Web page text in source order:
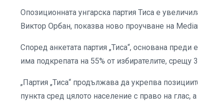
Опозиционната унгарска партия Тиса е
Виктор Орбан, показва ново проучване на
Според анкетата партия „Тиса“, основана
има подкрепата на 55% от избирателите, срещу
„Партия „Тиса“ продължава да укрепва
пункта сред цялото население с право на глас,